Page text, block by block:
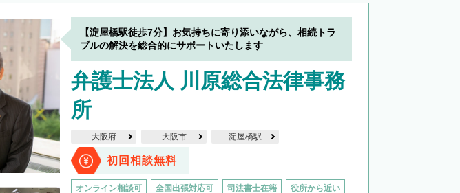
【淀屋橋駅徒歩7分】お気持ちに寄り添いながら、相続トラ
ブルの解決を総合的にサポートいたします
弁護士法人 川原総合法律事務
所
大阪府 大阪市 淀屋橋駅
初回相談無料
オンライン相談可 全国出張対応可 司法書士在籍 役所から近い